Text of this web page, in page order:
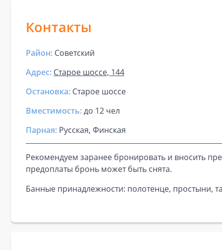
Контакты
Район: Советский
Адрес: Старое шоссе, 144
Остановка: Старое шоссе
Вместимость:до 12 чел
Парная: Русская, Финская
Рекомендуем заранее бронировать и вносить
предоплаты бронь может быть снята.
Банные принадлежности: полотенце, простыни,